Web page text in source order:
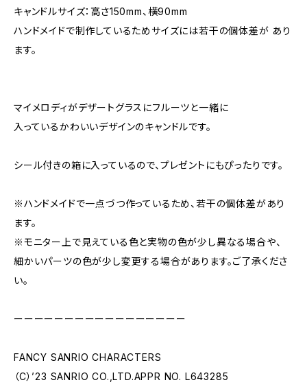
キャンドルサイズ：高さ150mm、横90mm
ハンドメイドで制作しているためサイズには若干の個体差が あり
ます。
マイメロディがデザートグラスにフルーツと一緒に
入っているかわいいデザインのキャンドルです。
シール付きの箱に入っているので、プレゼントにもぴったりです。
※ハンドメイドで一点づつ作っているため、若干の個体差があり
ます。
※モニター上で見えている色と実物の色が少し異なる場合や、
細かいパーツの色が少し変更する場合があります。ご了承くださ
い。
ーーーーーーーーーーーーーーーーー
FANCY SANRIO CHARACTERS
（C）’23 SANRIO CO.,LTD.APPR NO. L643285